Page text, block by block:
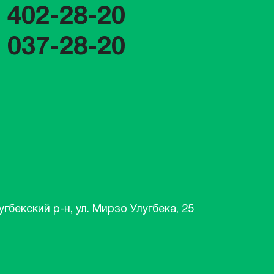
402-28-20
037-28-20
р-н, ул. Мирзо Улугбека, 25